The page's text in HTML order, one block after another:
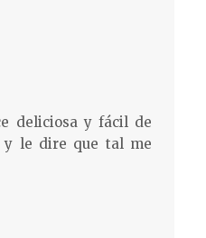
deliciosa y fácil de
y le dire que tal me